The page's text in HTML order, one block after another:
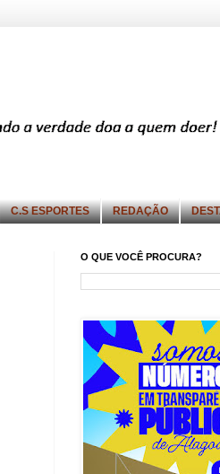
C.S ESPORTES REDAÇÃO
O QUE VOCÊ PROCURA?